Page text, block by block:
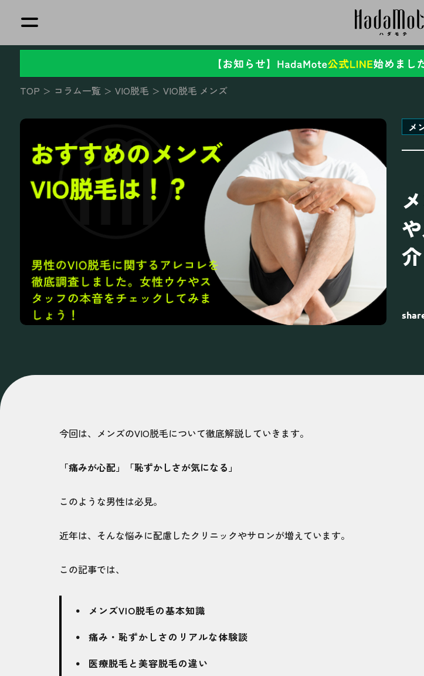
TOP コラム一覧 VIO脱毛 VIO脱毛 メンズ
メ
介
今回は、メンズのVIO脱毛について徹底解説していきます。
「痛みが心配」「恥ずかしさが気になる」
このような男性は必見。
近年は、そんな悩みに配慮したクリニックやサロンが増えています。
この記事では、
メンズVIO脱毛の基本知識
痛み・恥ずかしさのリアルな体験談
医療脱毛と美容脱毛の違い